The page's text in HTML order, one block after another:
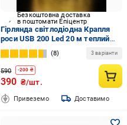
Безкоштовна доставка
в поштомати Епіцентр
Гірлянда світлодіодна Крапля
роси USB 200 Led 20 м теплий
Білий
8 3 варіанти
590 -200 ₴
390 ₴/шт.
Привеземо Доставимо